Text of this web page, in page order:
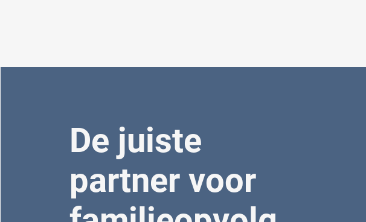
De juiste
partner voor